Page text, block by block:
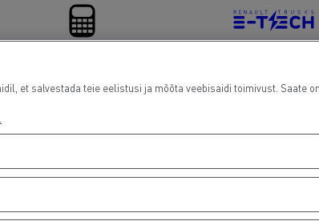
Financing Electrical
et salvestada teie eelistusi ja mõõta veebisaidi toimivust.